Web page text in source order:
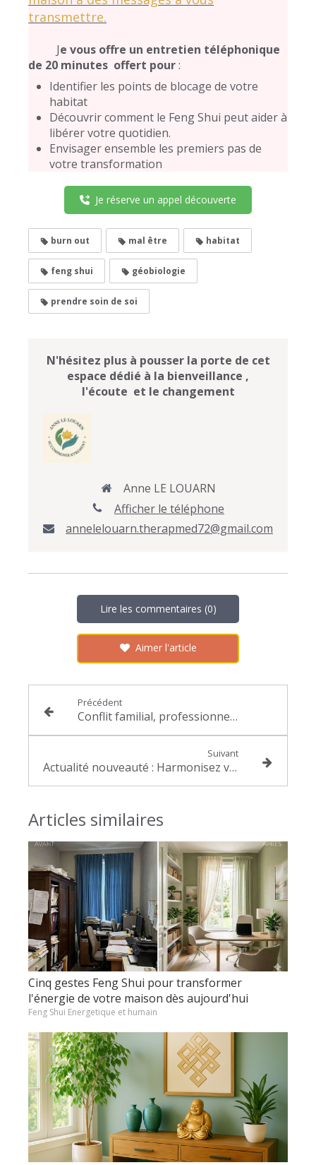
transmettre.
Je vous offre un entretien téléphonique
de 20 minutes offert pour:
Identifier les points de blocage de votre
habitat
Découvrir comment le Feng Shui peut aider à
libérer votre quotidien.
Envisager ensemble les premiers pas de
votre transformation
Je réserve un appel découverte
burn out mal être habitat
feng shui géobiologie
prendre soin de soi
N'hésitez plus à pousser la porte de cet
espace dédié à la bienveillance ,
l'écoute et le changement
Anne LE LOUARN
Afficher le téléphone
annelelouarn.therapmed72@gmail.com
Lire les commentaires (0)
Aimer l'article
Précédent
Conflit familial, professionnel ou de couple : Comment sortir de l'impasse sans passer par le tribunal ?
Suivant
Actualité nouveauté : Harmonisez votre vie et vos lieux de vie avec ma nouvelle offre
Articles similaires
Cinq gestes Feng Shui pour transformer
l'énergie de votre maison dès aujourd'hui
Feng Shui Energetique et humain